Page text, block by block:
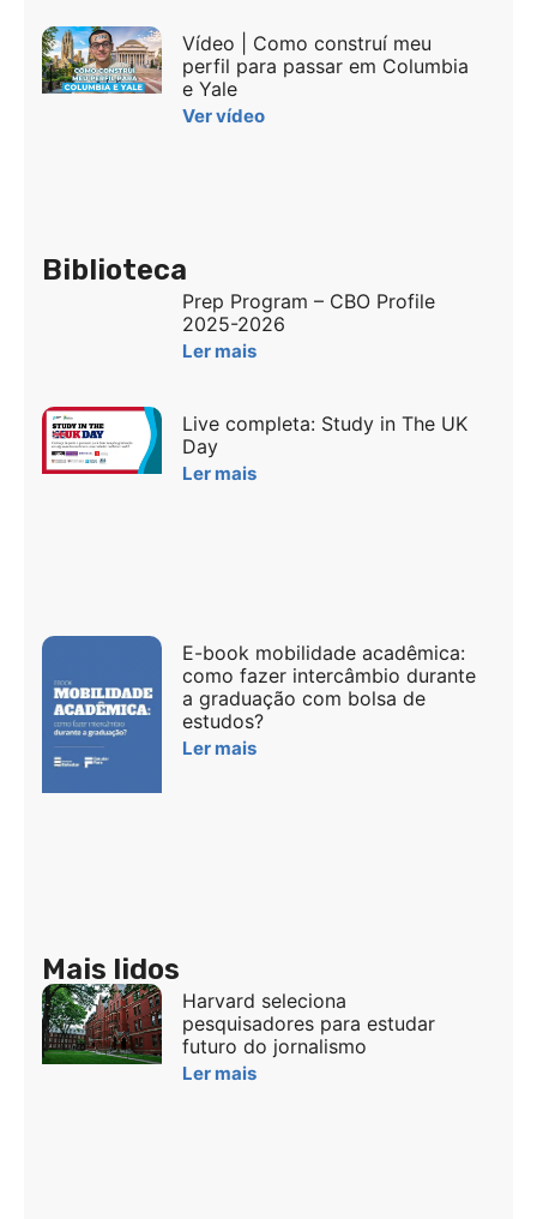
Vídeo | Como construí meu
perfil para passar em Columbia
e Yale
Ver vídeo
Biblioteca
Prep Program – CBO Profile
2025-2026
Ler mais
Live completa: Study in The UK
Day
Ler mais
E-book mobilidade acadêmica:
como fazer intercâmbio durante
a graduação com bolsa de
estudos?
Ler mais
Mais lidos
Harvard seleciona
pesquisadores para estudar
futuro do jornalismo
Ler mais